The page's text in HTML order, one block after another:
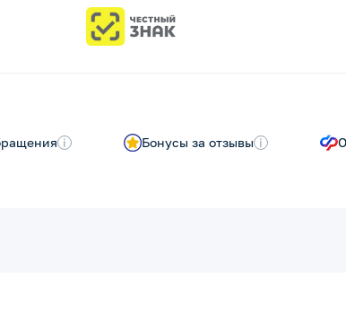
i Бонусы за отзывы i